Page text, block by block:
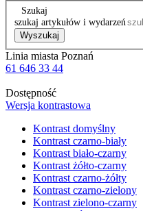
Szukaj
szukaj artykułów i wydarzeń
Wyszukaj
Linia miasta Poznań
61 646 33 44
Dostępność
Wersja kontrastowa
Kontrast domyślny
Kontrast czarno-biały
Kontrast biało-czarny
Kontrast żółto-czarny
Kontrast czarno-żółty
Kontrast czarno-zielony
Kontrast zielono-czarny